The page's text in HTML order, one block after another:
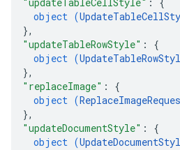
object (
},
"updateTableRowStyle" : {
object (
},
"replaceImage" : {
object (
},
"updateDocumentStyle" : {
object (